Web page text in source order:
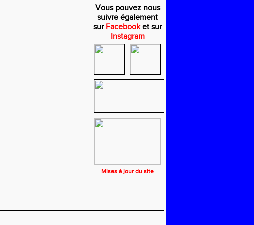
Vous pouvez nous
suivre également
sur Facebooket sur
Instagram
Mises à jour du site